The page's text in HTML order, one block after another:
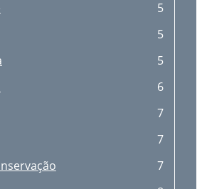
5
5
5
6
7
7
7